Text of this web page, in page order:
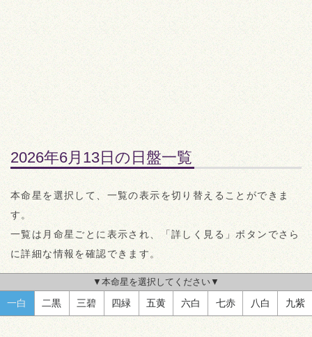
2026年6月13日の日盤一覧
本命星を選択して、一覧の表示を切り替えることができま
す。
一覧は月命星ごとに表示され、「詳しく見る」ボタンでさら
に詳細な情報を確認できます。
▼本命星を選択してください▼
一白 二黒 三碧 四緑 五黄 六白 七赤 八白 九紫